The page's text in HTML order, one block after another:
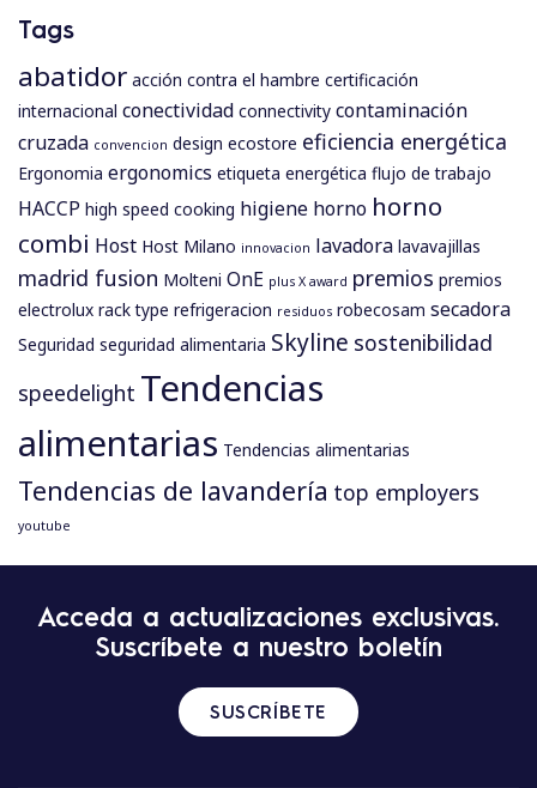
Tags
abatidor acción contra el hambre certificación
internacional conectividad connectivity contaminación
cruzada convencion design ecostore eficiencia energética
Ergonomia ergonomics etiqueta energética flujo de trabajo
HACCP high speed cooking higiene horno horno
combi Host Host Milano innovacion lavadora lavavajillas
madrid fusion Molteni OnE plus X award premios premios
electrolux rack type refrigeracion residuos robecosam secadora
Seguridad seguridad alimentaria Skyline sostenibilidad
speedelight Tendencias
alimentarias Tendencias alimentarias
Tendencias de lavandería top employers
youtube
Acceda a actualizaciones exclusivas.
Suscríbete a nuestro boletín
SUSCRÍBETE